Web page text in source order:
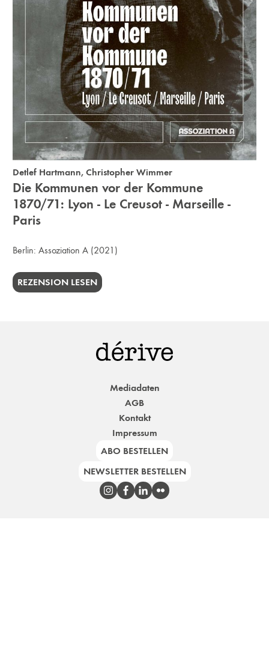
Detlef Hartmann,Christopher Wimmer
Die Kommunen vor der Kommune
1870/71: Lyon - Le Creusot - Marseille -
Paris
Berlin:Assoziation A (2021)
REZENSION LESEN
Mediadaten
AGB
Kontakt
Impressum
ABO BESTELLEN
NEWSLETTER BESTELLEN